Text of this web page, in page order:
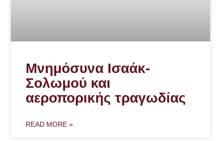
Μνημόσυνα Ισαάκ-
Σολωμού και
αεροπορικής τραγωδίας
READ MORE »